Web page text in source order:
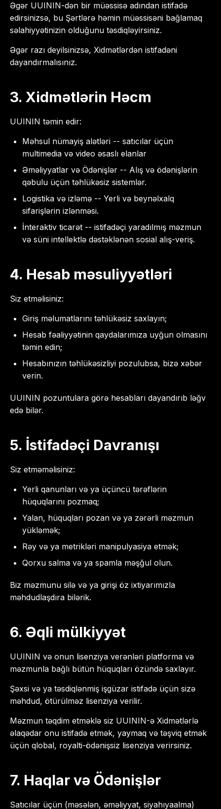
Əgər UUININ-dən bir müəssisə adından istifadə
edirsinizsə, bu Şərtlərə həmin müəssisəni bağlamaq
səlahiyyətinizin olduğunu təsdiqləyirsiniz.
Əgər razı deyilsinizsə, Xidmətlərdən istifadəni
dayandırmalısınız.
3. Xidmətlərin Həcm
UUININ təmin edir:
Məhsul nümayiş alətləri -- satıcılar üçün
multimedia və video əsaslı elanlar
Əməliyyatlar və Ödənişlər -- Alış və ödənişlərin
qəbulu üçün təhlükəsiz sistemlər.
Logistika və izləmə -- Yerli və beynəlxalq
sifarişlərin izlənməsi.
İnteraktiv ticarət -- istifadəçi yaradılmış məzmun
və süni intellektlə dəstəklənən sosial alış-veriş.
4. Hesab məsuliyyətləri
Siz etməlisiniz:
Giriş məlumatlarını təhlükəsiz saxlayın;
Hesab fəaliyyətinin qaydalarımıza uyğun olmasını
təmin edin;
Hesabınızın təhlükəsizliyi pozulubsa, bizə xəbər
verin.
UUININ pozuntulara görə hesabları dayandırıb ləğv
edə bilər.
5. İstifadəçi Davranışı
Siz etməməlisiniz:
Yerli qanunları və ya üçüncü tərəflərin
hüquqlarını pozmaq;
Yalan, hüquqları pozan və ya zərərli məzmun
yükləmək;
Rəy və ya metrikləri manipulyasiya etmək;
Qorxu salma və ya spamla məşğul olun.
Biz məzmunu silə və ya girişi öz ixtiyarımızla
məhdudlaşdıra bilərik.
6. Əqli mülkiyyət
UUININ və onun lisenziya verənləri platforma və
məzmunla bağlı bütün hüquqları özündə saxlayır.
Şəxsi və ya təsdiqlənmiş işgüzar istifadə üçün sizə
məhdud, ötürülməz lisenziya verilir.
Məzmun təqdim etməklə siz UUININ-ə Xidmətlərlə
əlaqədar onu istifadə etmək, yaymaq və təşviq etmək
üçün qlobal, royalti-ödənişsiz lisenziya verirsiniz.
7. Haqlar və Ödənişlər
Satıcılar üçün (məsələn, əməliyyat, siyahıyaalma)